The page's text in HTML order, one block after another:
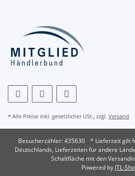
* Alle Preise inkl. gesetzlicher USt., zzgl. Versand
Besucherzähler: 435630
* Lieferzeit gilt
Deutschlands, Lieferzeiten für andere
Schaltfläche mit den
Powered by JTL-